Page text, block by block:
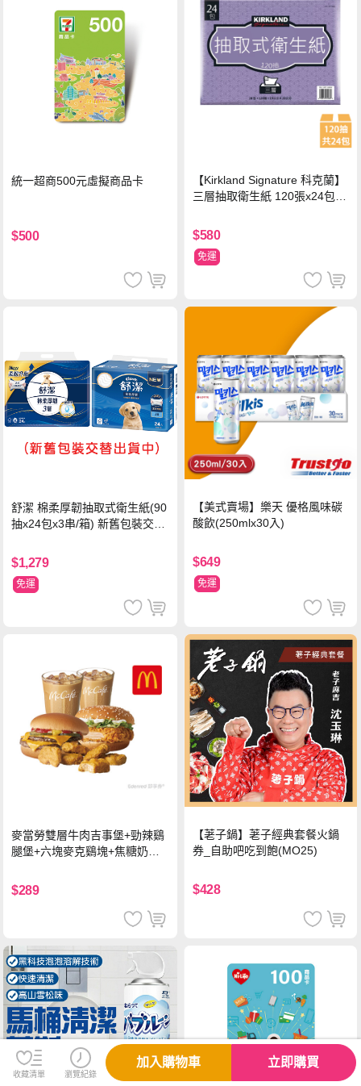
統一超商500元虛擬商品卡
$500
【Kirkland Signature 科克蘭】
三層抽取衛生紙 120張x24包x1
$580
免運
舒潔 棉柔厚韌抽取式衛生紙(90
抽x24包x3串/箱) 新舊包裝交替
$1,279
免運
【美式賣場】樂天 優格風味碳
酸飲(250mlx30入)
$649
免運
麥當勞雙層牛肉吉事堡+勁辣鷄
腿堡+六塊麥克鷄塊+焦糖奶茶
$289
【荖子鍋】荖子經典套餐火鍋
券_自助吧吃到飽(MO25)
$428
收藏清單 瀏覽紀錄
加入購物車 立即購買